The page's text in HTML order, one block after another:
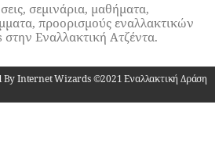
σεμινάρια, μαθήματα,
προορισμούς εναλλακτικών
Εναλλακτική Ατζέντα.
By Internet Wizards ©2021 Εναλλακτική Δράση